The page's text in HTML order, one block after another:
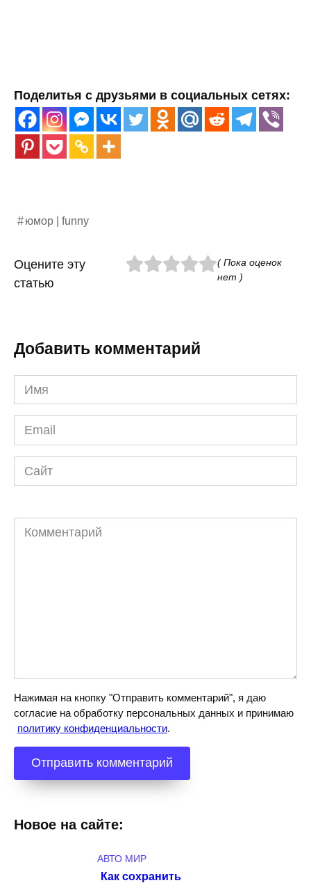
Поделитья с друзьями в социальных сетях:
юмор | funny
Оцените эту
статью
( Пока оценок
нет )
Добавить комментарий
Имя
*
Email
*
Сайт
Комментарий
Нажимая на кнопку "Отправить комментарий", я даю
согласие на обработку персональных данных и принимаю
политику конфиденциальности.
Новое на сайте:
АВТО МИР
Как сохранить